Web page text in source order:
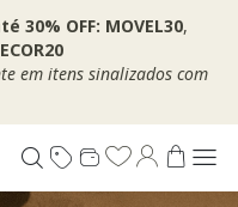
30% OFF: MOVEL30,
em itens sinalizados com